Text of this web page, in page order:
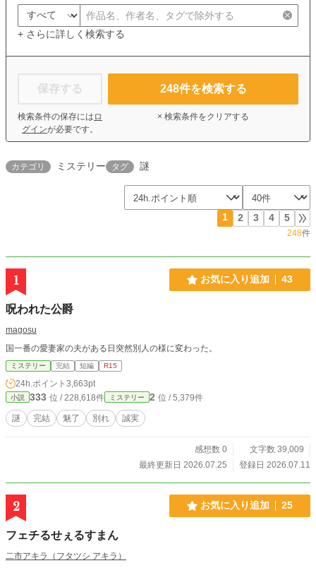
+ さらに詳しく検索する
保存する
検索条件の保存には ロ
グインが必要です。
248件を検索する
× 検索条件をクリアする
カテゴリ ミステリー タグ 謎
1 2 3 4 5
248件
1 お気に入り追加 43
呪われた公爵
magosu
国一番の愛妻家の夫がある日突然別人の様に変わった。
ミステリー 完結 短編 R15
24h.ポイント 3,663pt
小説 333 位 / 228,618件 ミステリー 2 位 / 5,379件
謎 完結 魅了 別れ 誠実
感想数 0
文字数 39,009
最終更新日 2026.07.25
登録日 2026.07.11
2 お気に入り追加 25
フェチるせぇるすまん
二市アキラ（フタツシ アキラ）